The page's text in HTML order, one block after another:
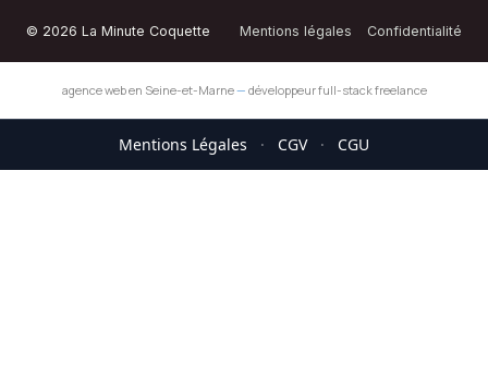
© 2026 La Minute Coquette Mentions légales Confidentialité
agence web en Seine-et-Marne— développeur full-stack freelance
Mentions Légales · CGV · CGU